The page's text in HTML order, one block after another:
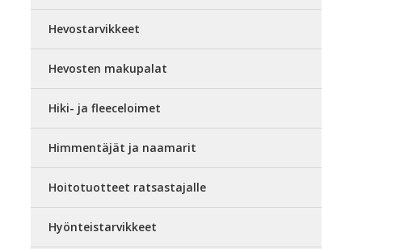
Hevostarvikkeet
Hevosten makupalat
Hiki- ja fleeceloimet
Himmentäjät ja naamarit
Hoitotuotteet ratsastajalle
Hyönteistarvikkeet